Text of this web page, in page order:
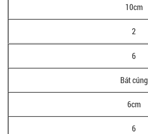
10cm
2
6
Bát cúng
6cm
6